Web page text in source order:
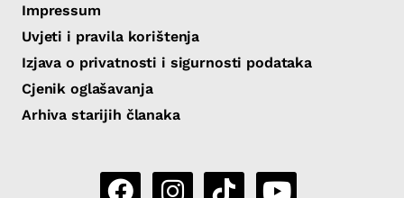
Impressum
Uvjeti i pravila korištenja
Izjava o privatnosti i sigurnosti podataka
Cjenik oglašavanja
Arhiva starijih članaka